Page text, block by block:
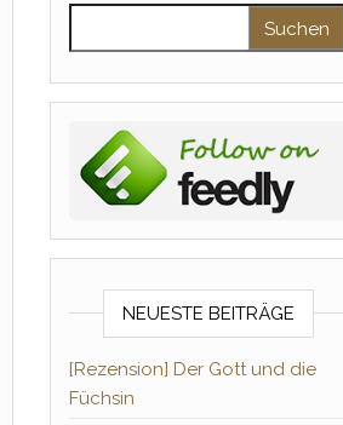
NEUESTE BEITRÄGE
[Rezension] Der Gott und die
Füchsin